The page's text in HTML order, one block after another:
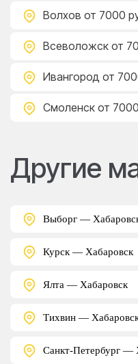
Волхов от 7000
Всеволожск от
Ивангород от
Смоленск от
Другие
Выборг —
Курск — Хабаровск
Ялта — Хабаровск
Тихвин —
Санкт-Петербург —